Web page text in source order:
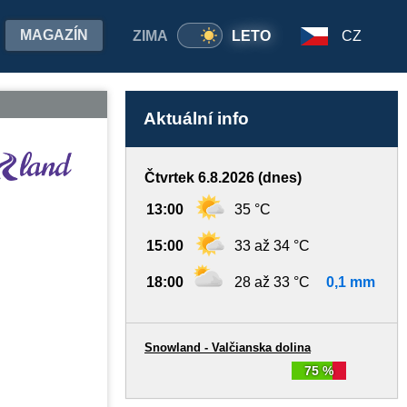
ZIMA LETO
MAGAZÍN CZ
Aktuální info
Čtvrtek 6.8.2026 (dnes)
13:00 35 °C
15:00 33 až 34 °C
18:00 28 až 33 °C 0,1 mm
75 %
Snowland - Valčianska dolina